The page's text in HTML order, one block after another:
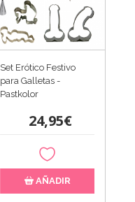
Set Erótico Festivo
para Galletas -
Pastkolor
24,95€
AÑADIR